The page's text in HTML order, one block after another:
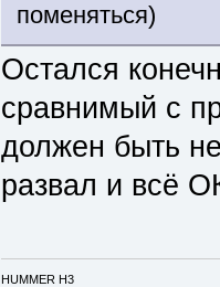
поменяться)
Остался
сравнимый с
должен быть
развал и всё
HUMMER H3